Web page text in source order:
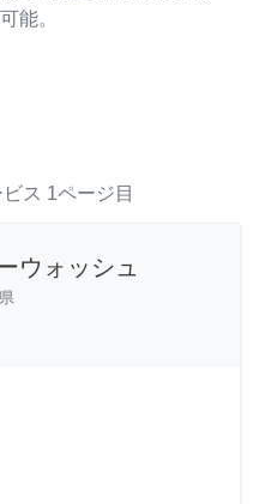
能。
ス 1ページ目
ウォッシュ